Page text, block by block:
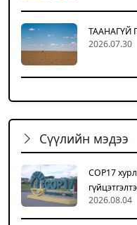
ТААНАГҮЙ
2026.07.30
Сүүлийн мэдээ
COP17
2026.08.04